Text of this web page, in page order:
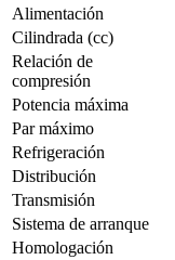
Alimentación
Cilindrada (cc)
Relación de
compresión
Potencia máxima
Par máximo
Refrigeración
Distribución
Transmisión
Sistema de arranque
Homologación